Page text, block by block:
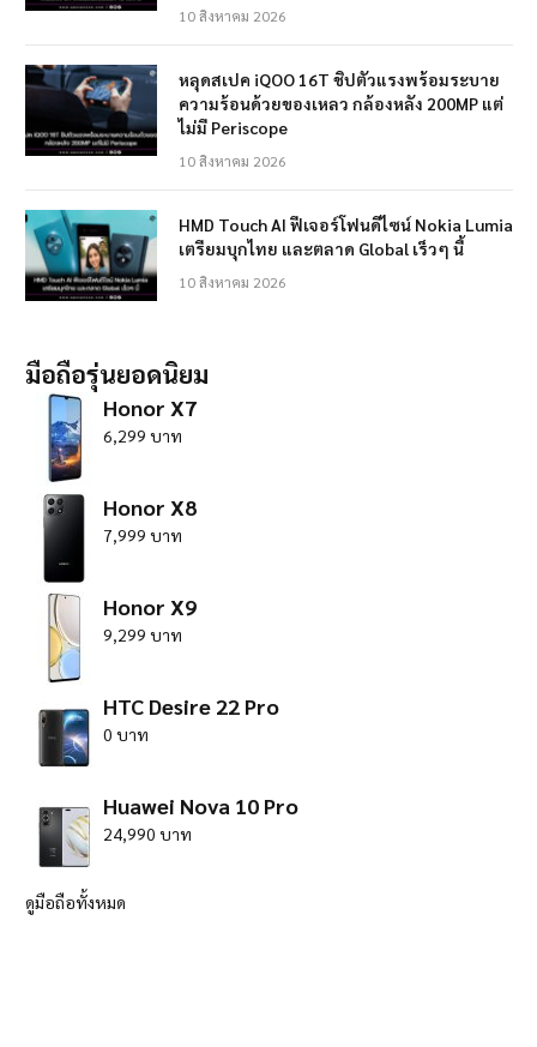
10 สิงหาคม 2026
หลุดสเปค iQOO 16T ชิปตัวแรงพร้อมระบาย
ความร้อนด้วยของเหลว กล้องหลัง 200MP แต่
ไม่มี Periscope
10 สิงหาคม 2026
HMD Touch AI ฟีเจอร์โฟนดีไซน์ Nokia Lumia
เตรียมบุกไทย และตลาด Global เร็วๆ นี้
10 สิงหาคม 2026
มือถือรุ่นยอดนิยม
Honor X7
6,299 บาท
Honor X8
7,999 บาท
Honor X9
9,299 บาท
HTC Desire 22 Pro
0 บาท
Huawei Nova 10 Pro
24,990 บาท
ดูมือถือทั้งหมด